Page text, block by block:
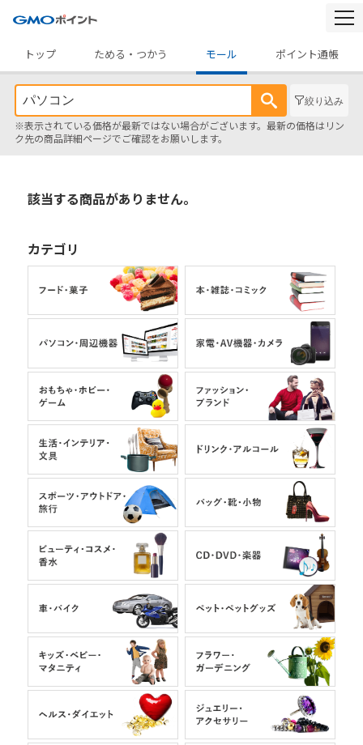
トップ
ためる・つかう モール ポイント通帳
絞り込み
※表示されている価格が最新ではない場合がございます。最新の価格はリン
ク先の商品詳細ページでご確認をお願いします。
該当する商品がありません。
カテゴリ